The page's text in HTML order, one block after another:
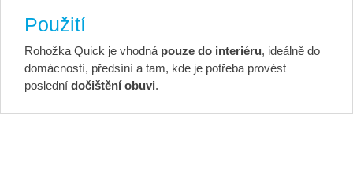
Použití
Rohožka Quick je vhodná pouze do interiéru, ideálně do
domácností, předsíní a tam, kde je potřeba provést
poslední dočištění obuvi.